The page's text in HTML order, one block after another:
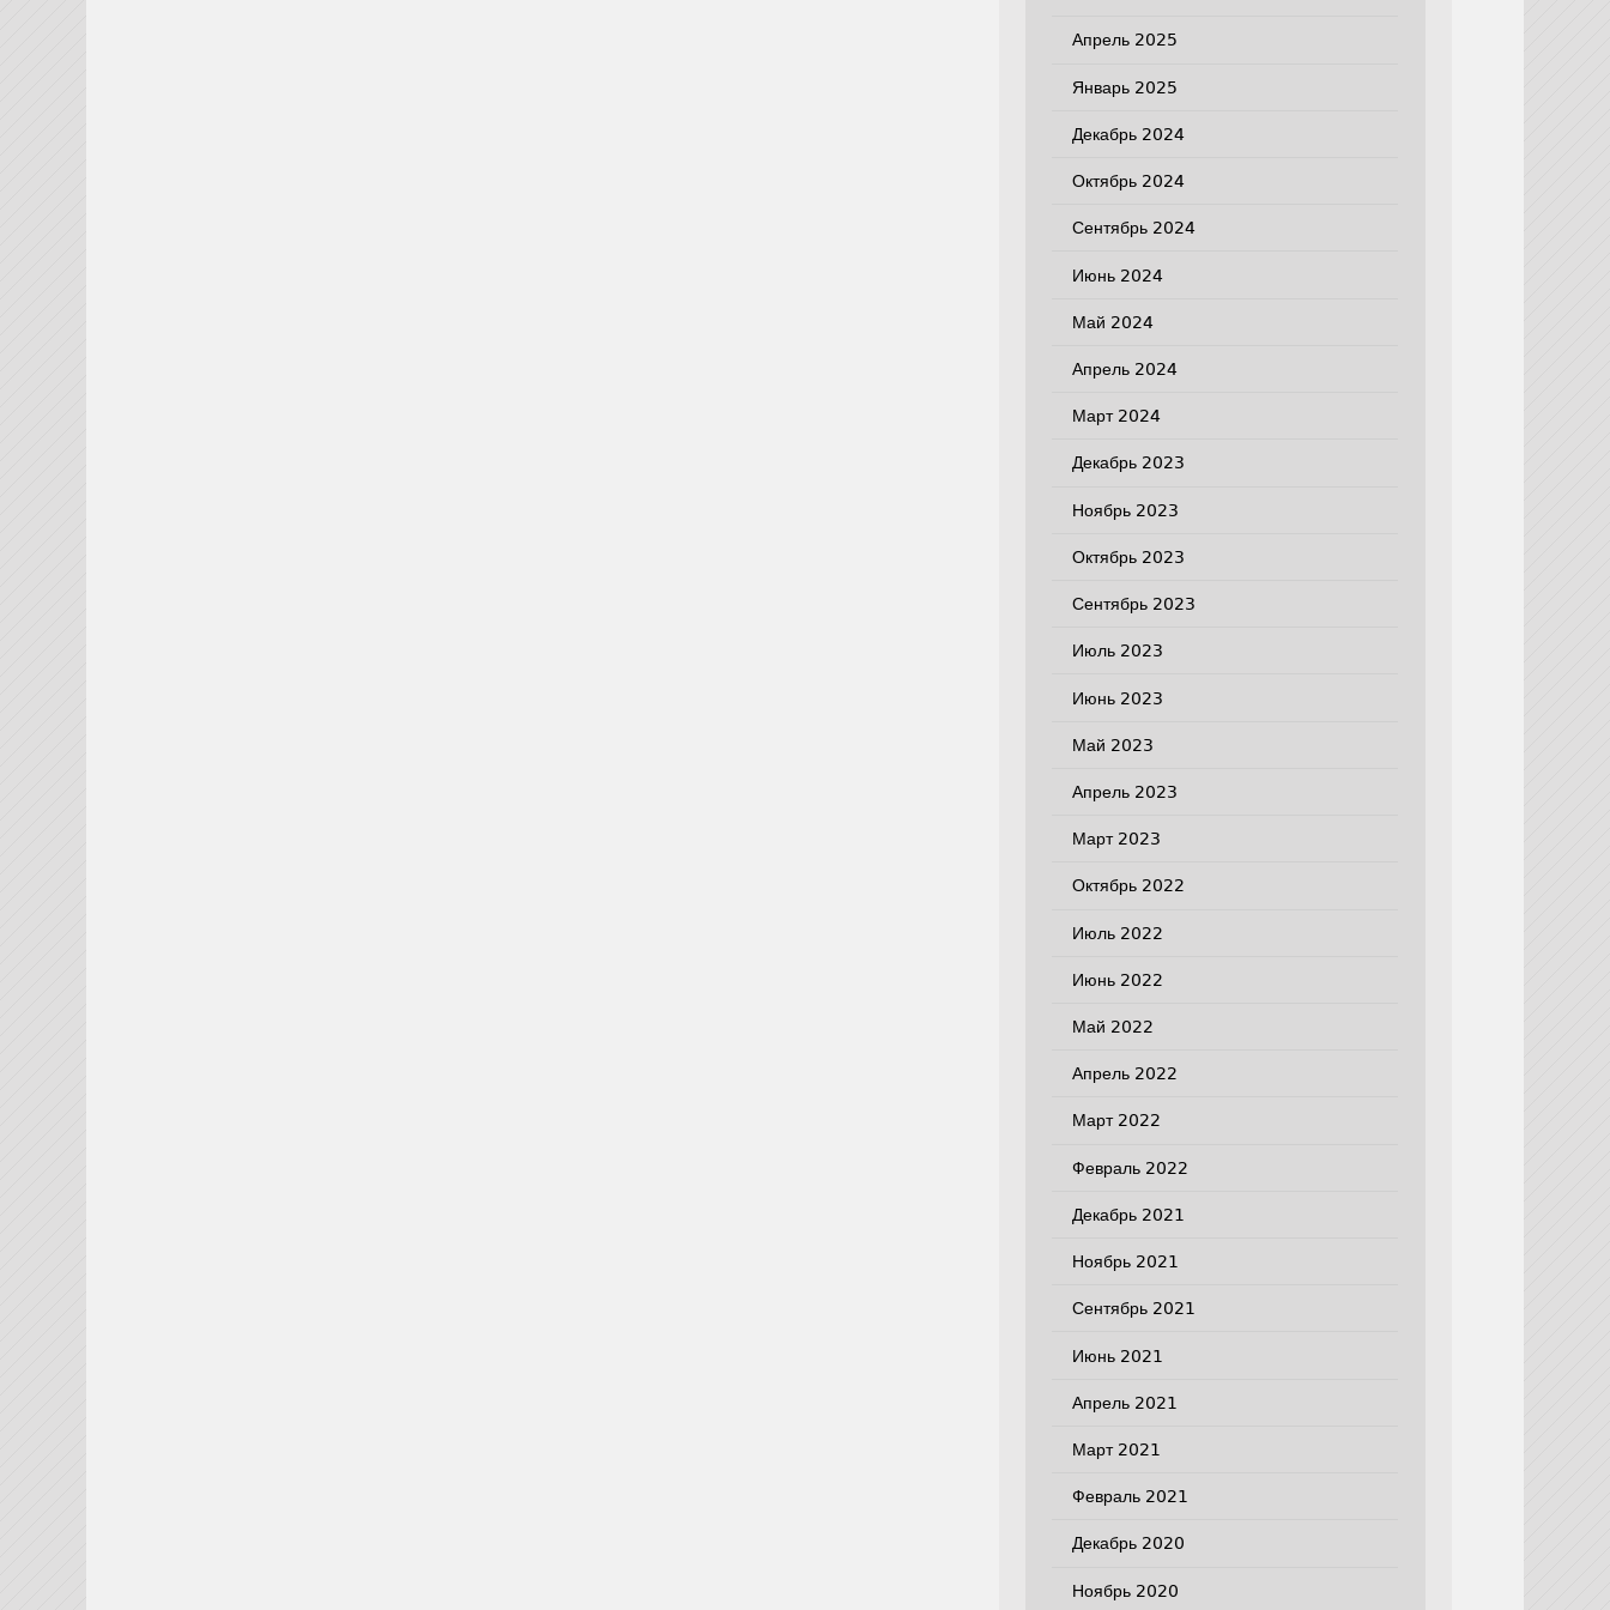
Апрель 2025
Январь 2025
Декабрь 2024
Октябрь 2024
Сентябрь 2024
Июнь 2024
Май 2024
Апрель 2024
Март 2024
Декабрь 2023
Ноябрь 2023
Октябрь 2023
Сентябрь 2023
Июль 2023
Июнь 2023
Май 2023
Апрель 2023
Март 2023
Октябрь 2022
Июль 2022
Июнь 2022
Май 2022
Апрель 2022
Март 2022
Февраль 2022
Декабрь 2021
Ноябрь 2021
Сентябрь 2021
Июнь 2021
Апрель 2021
Март 2021
Февраль 2021
Декабрь 2020
Ноябрь 2020